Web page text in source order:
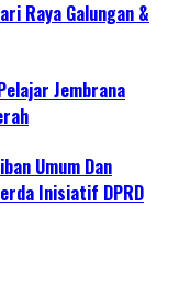
Raya Galungan &
Jembrana
Umum Dan
Inisiatif DPRD